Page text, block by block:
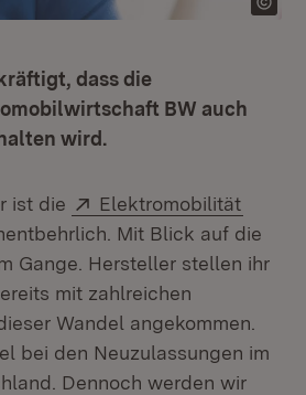
dass die
BW auch
wird.
ist die Extern:
Elektromobilität
Mit Blick auf die
Gange. Hersteller stellen ihr
mit zahlreichen
Wandel angekommen.
bei den Neuzulassungen im
Dennoch werden wir